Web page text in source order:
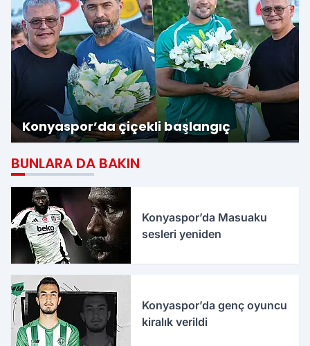
Konyaspor’da çiçekli başlangıç
BUNLARA DA BAKIN
Konyaspor’da Masuaku
sesleri yeniden
Konyaspor’da genç oyuncu
kiralık verildi